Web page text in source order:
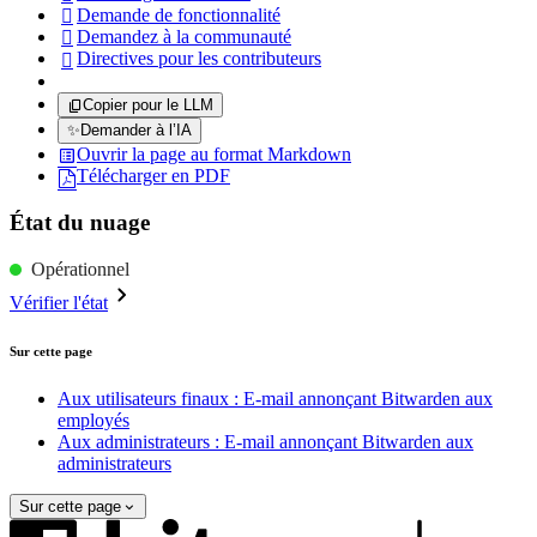
 Demande de fonctionnalité
 Demandez à la communauté
 Directives pour les contributeurs
Copier pour le LLM
✨ Demander à l’IA
Ouvrir la page au format Markdown
Télécharger en PDF
État du nuage
Opérationnel
Vérifier l'état
Sur cette page
Aux utilisateurs finaux : E-mail annonçant Bitwarden aux
employés
Aux administrateurs : E-mail annonçant Bitwarden aux
administrateurs
Sur cette page